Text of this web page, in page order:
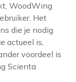
WoodWing
Het
die je nodig
actueel is,
voordeel is
Scienta